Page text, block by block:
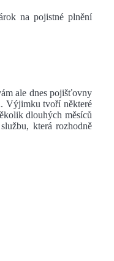
na pojistné plnění
ale dnes pojišťovny
Výjimku tvoří některé
dlouhých měsíců
která rozhodně